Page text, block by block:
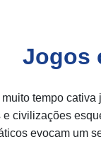
Jogos
tempo
civilizações
evocam um